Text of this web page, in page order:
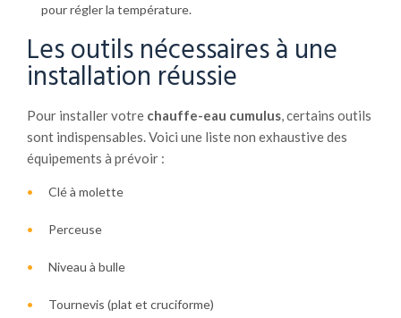
pour régler la température.
Les outils nécessaires à une
installation réussie
Pour installer votre chauffe-eau cumulus, certains outils
sont indispensables. Voici une liste non exhaustive des
équipements à prévoir :
Clé à molette
Perceuse
Niveau à bulle
Tournevis (plat et cruciforme)